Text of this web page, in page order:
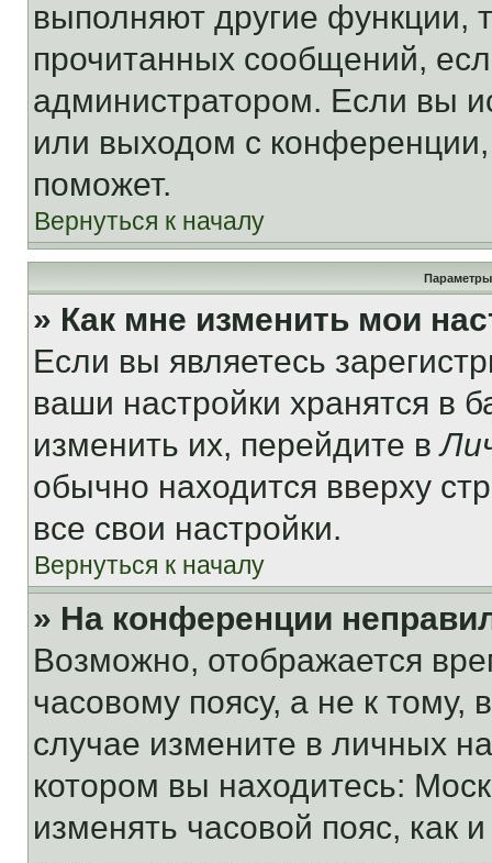
выполняют другие функции,
прочитанных сообщений,
администратором. Если вы
или выходом с
поможет.
Вернуться к началу
Параметры
» Как мне изменить мои
Если вы являетесь
ваши настройки хранятся в
изменить их, перейдите в
обычно находится вверху
все свои настройки.
Вернуться к началу
» На конференции
Возможно, отображается
часовому поясу, а не к тому,
случае измените в личных
котором вы находитесь:
изменять часовой пояс, как